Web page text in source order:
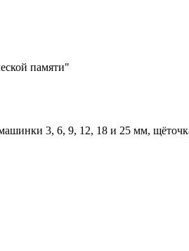
памяти"
3, 6, 9, 12, 18 и 25 мм,